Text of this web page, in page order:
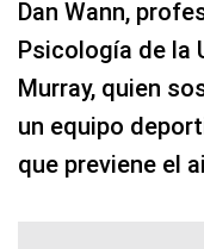
Dan Wann,
Psicología de la
Murray, quien
un equipo
que previene el